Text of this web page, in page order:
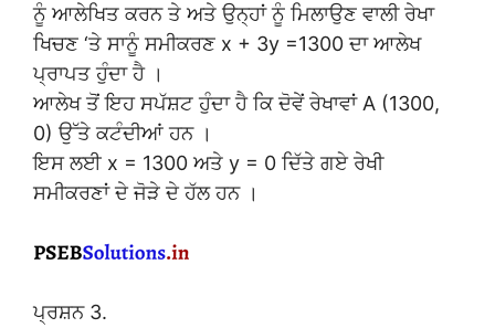
ਨੂੰ ਆਲੇਖਿਤ ਕਰਨ ਤੇ ਅਤੇ ਉਨ੍ਹਾਂ ਨੂੰ ਮਿਲਾਉਣ ਵਾਲੀ ਰੇਖਾ
ਖਿਚਣ ‘ਤੇ ਸਾਨੂੰ ਸਮੀਕਰਣ x + 3y =1300 ਦਾ ਆਲੇਖ
ਪ੍ਰਾਪਤ ਹੁੰਦਾ ਹੈ ।
ਆਲੇਖ ਤੋਂ ਇਹ ਸਪੱਸ਼ਟ ਹੁੰਦਾ ਹੈ ਕਿ ਦੋਵੇਂ ਰੇਖਾਵਾਂ A (1300,
0) ਉੱਤੇ ਕਟੰਦੀਆਂ ਹਨ ।
ਇਸ ਲਈ x = 1300 ਅਤੇ y = 0 ਦਿੱਤੇ ਗਏ ਰੇਖੀ
ਸਮੀਕਰਣਾਂ ਦੇ ਜੋੜੇ ਦੇ ਹੱਲ ਹਨ ।
ਪ੍ਰਸ਼ਨ 3.